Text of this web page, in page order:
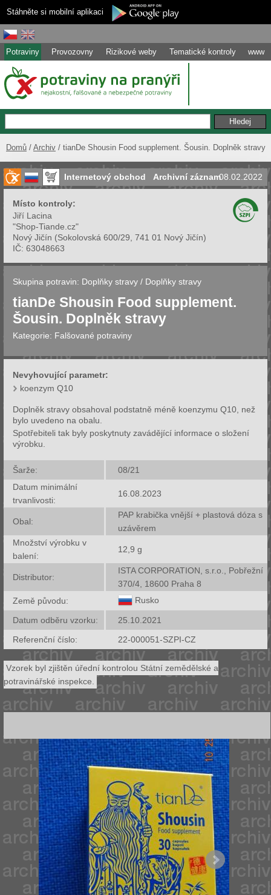
Stáhněte si mobilní aplikaci
Potraviny Provozovny Rizikové weby Tematické kontroly www
Domů Archiv tianDe Shousin Food supplement. Šousin. Doplněk stravy
Internetový obchod Archivní záznam08.02.2022
Místo kontroly:
Jiří Lacina
"Shop-Tiande.cz"
Nový Jičín (Sokolovská 600/29, 741 01 Nový Jičín)
IČ: 63048663
Skupina potravin: Doplňky stravy / Doplňky stravy
tianDe Shousin Food supplement.
Šousin. Doplněk stravy
Kategorie: Falšované potraviny
Nevyhovující parametr:
koenzym Q10
Doplněk stravy obsahoval podstatně méně koenzymu Q10, než
bylo uvedeno na obalu.
Spotřebiteli tak byly poskytnuty zavádějící informace o složení
výrobku.
Šarže:
08/21
Datum minimální
trvanlivosti:
16.08.2023
Obal:
PAP krabička vnější + plastová dóza s
uzávěrem
Množství výrobku v
balení:
12,9 g
Distributor:
ISTA CORPORATION, s.r.o., Pobřežní
370/4, 18600 Praha 8
Země původu:
Rusko
Datum odběru vzorku:
25.10.2021
Referenční číslo:
22-000051-SZPI-CZ
Vzorek byl zjištěn úřední kontrolou Státní zemědělské a
potravinářské inspekce.